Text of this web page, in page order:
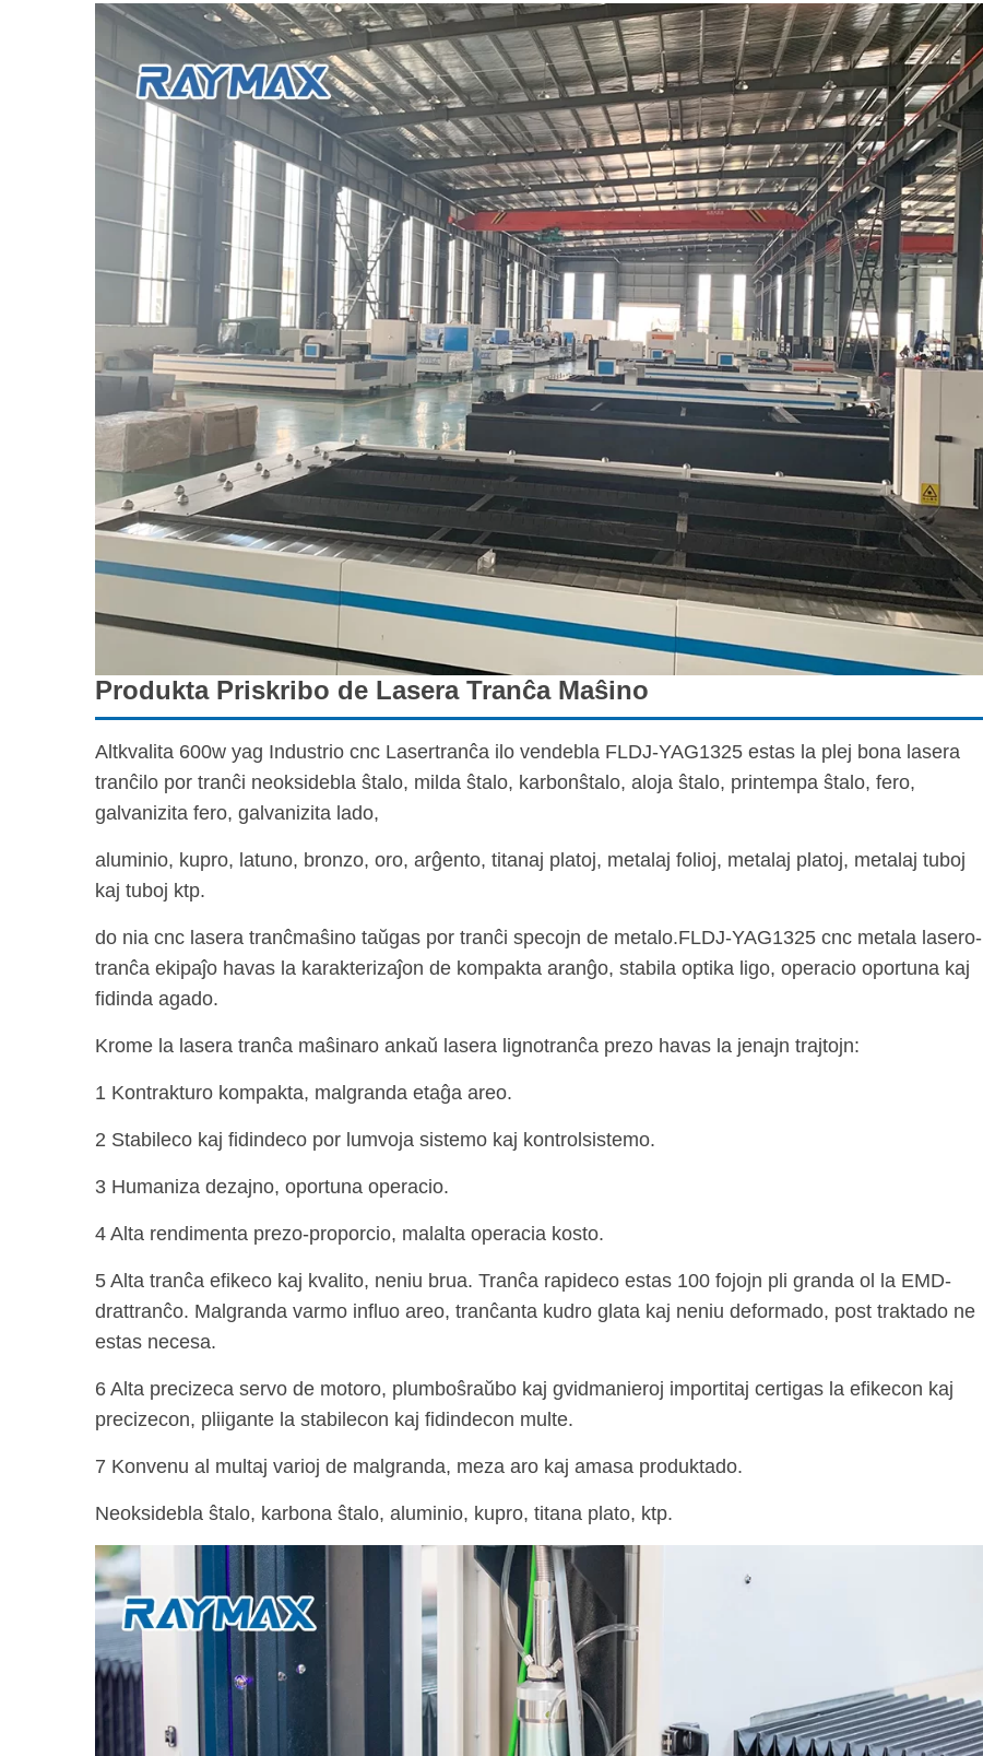
Produkta Priskribo de Lasera Tranĉa Maŝino
Altkvalita 600w yag Industrio cnc Lasertranĉa ilo vendebla FLDJ-YAG1325 estas la plej bona lasera
tranĉilo por tranĉi neoksidebla ŝtalo, milda ŝtalo, karbonŝtalo, aloja ŝtalo, printempa ŝtalo, fero,
galvanizita fero, galvanizita lado,
aluminio, kupro, latuno, bronzo, oro, arĝento, titanaj platoj, metalaj folioj, metalaj platoj, metalaj tuboj
kaj tuboj ktp.
do nia cnc lasera tranĉmaŝino taŭgas por tranĉi specojn de metalo.FLDJ-YAG1325 cnc metala lasero-
tranĉa ekipaĵo havas la karakterizaĵon de kompakta aranĝo, stabila optika ligo, operacio oportuna kaj
fidinda agado.
Krome la lasera tranĉa maŝinaro ankaŭ lasera lignotranĉa prezo havas la jenajn trajtojn:
1 Kontrakturo kompakta, malgranda etaĝa areo.
2 Stabileco kaj fidindeco por lumvoja sistemo kaj kontrolsistemo.
3 Humaniza dezajno, oportuna operacio.
4 Alta rendimenta prezo-proporcio, malalta operacia kosto.
5 Alta tranĉa efikeco kaj kvalito, neniu brua. Tranĉa rapideco estas 100 fojojn pli granda ol la EMD-
drattranĉo. Malgranda varmo influo areo, tranĉanta kudro glata kaj neniu deformado, post traktado ne
estas necesa.
6 Alta precizeca servo de motoro, plumboŝraŭbo kaj gvidmanieroj importitaj certigas la efikecon kaj
precizecon, pliigante la stabilecon kaj fidindecon multe.
7 Konvenu al multaj varioj de malgranda, meza aro kaj amasa produktado.
Neoksidebla ŝtalo, karbona ŝtalo, aluminio, kupro, titana plato, ktp.